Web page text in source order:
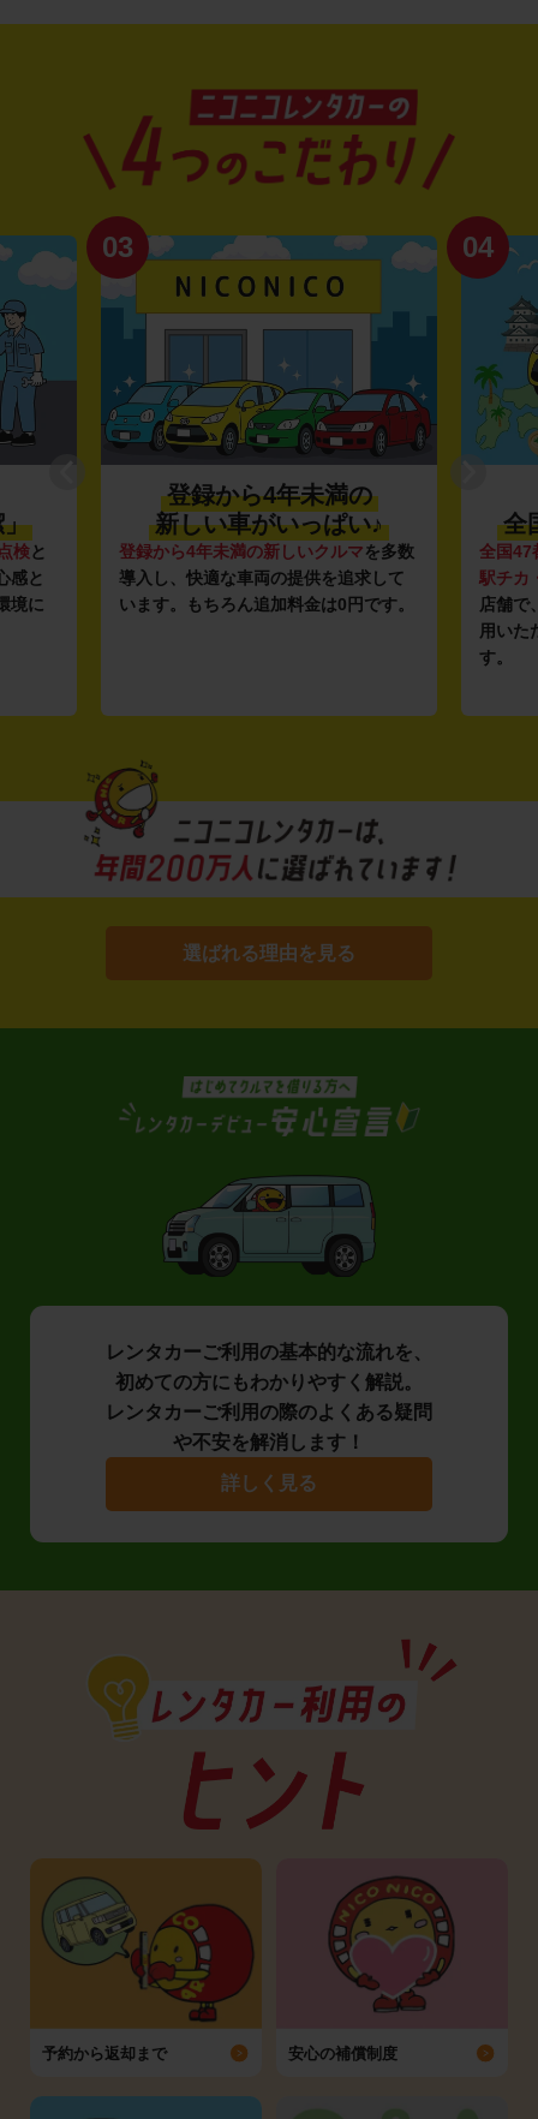
」
検と
感と
境に
03
登録から4年未満の
新しい車がいっぱい♪
登録から4年未満の新しいクルマを多数
導入し、快適な車両の提供を追求して
います。もちろん追加料金は0円です。
04
全
全国47
駅チカ
店舗で
用いた
す。
選ばれる理由を見る
レンタカーご利用の基本的な流れを、
初めての方にもわかりやすく解説。
レンタカーご利用の際のよくある疑問
や不安を解消します！
詳しく見る
予約から返却まで 安心の補償制度